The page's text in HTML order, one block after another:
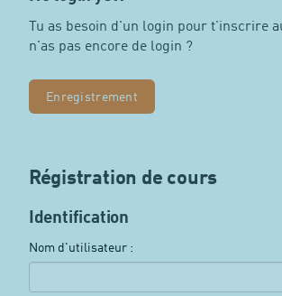
Tu as besoin d'un login pour t'inscrire
n'as pas encore de login ?
Enregistrement
Régistration de cours
Identification
Nom d'utilisateur :